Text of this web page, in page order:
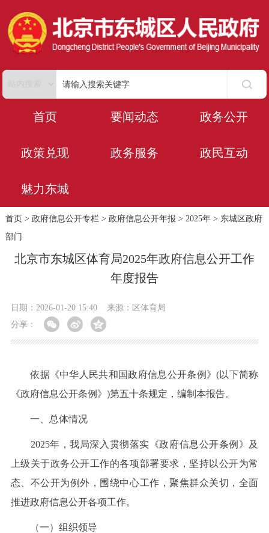
首页 要闻动态 政务公开
政策兑现 政务服务 政民互动
魅力东城
首页 > 政府信息公开专栏> 政府信息公开年报 > 2025年> 东城区政府
部门
北京市东城区体育局2025年政府信息公开工作
年度报告
日期：2026-01-20 15:40
来源：区体育局
分享：
依据《中华人民共和国政府信息公开条例》(以下简称
《政府信息公开条例》)第五十条规定，编制本报告。
一、总体情况
2025年，我局深入贯彻落实《政府信息公开条例》及
上级关于政务公开工作的各项部署要求，坚持以公开为常
态、不公开为例外，围绕中心工作，聚焦群众关切，全面
推进政府信息公开各项工作。
（一）组织领导